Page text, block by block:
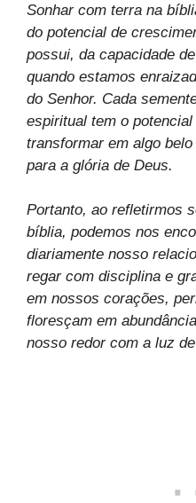
Sonhar com terra na
do potencial de
possui, da capacidade
quando estamos
do Senhor. Cada
espiritual tem o
transformar em algo
para a glória de Deus.
Portanto, ao refletirmos
bíblia, podemos nos
diariamente nosso
regar com disciplina e
em nossos corações,
floresçam em
nosso redor com a luz